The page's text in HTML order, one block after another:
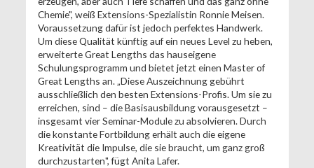
Chemie", weiß Extensions-Spezialistin Ronnie Meisen.
Voraussetzung dafür ist jedoch perfektes Handwerk.
Um diese Qualität künftig auf ein neues Level zu heben,
erweiterte Great Lengths das hauseigene
Schulungsprogramm und bietet jetzt einen Master of
Great Lengths an. „Diese Auszeichnung gebührt
ausschließlich den besten Extensions-Profis. Um sie zu
erreichen, sind – die Basisausbildung vorausgesetzt –
insgesamt vier Seminar-Module zu absolvieren. Durch
die konstante Fortbildung erhält auch die eigene
Kreativität die Impulse, die sie braucht, um ganz groß
durchzustarten", fügt Anita Lafer.